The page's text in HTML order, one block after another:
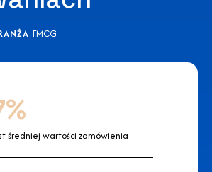
FMCG
średniej wartości zamówienia